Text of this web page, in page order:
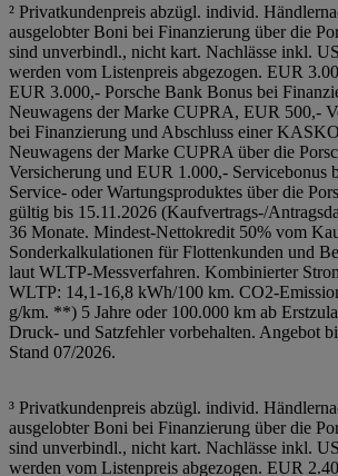
² Privatkundenpreis abzügl. individ.
ausgelobter Boni bei Finanzierung über die
sind unverbindl., nicht kart. Nachlässe inkl.
werden vom Listenpreis abgezogen. EUR
EUR 3.000,- Porsche Bank Bonus bei
Neuwagens der Marke CUPRA, EUR 500,-
bei Finanzierung und Abschluss einer
Neuwagens der Marke CUPRA über die
Versicherung und EUR 1.000,- Servicebonus
Service- oder Wartungsproduktes über die
gültig bis 15.11.2026 (Kaufvertrags-/
36 Monate. Mindest-Nettokredit 50% vom
Sonderkalkulationen für Flottenkunden und
laut WLTP-Messverfahren. Kombinierter
WLTP: 14,1-16,8 kWh/100 km. CO2-
g/km. **) 5 Jahre oder 100.000 km ab
Druck- und Satzfehler vorbehalten. Angebot
Stand 07/2026.
³ Privatkundenpreis abzügl. individ.
ausgelobter Boni bei Finanzierung über die
sind unverbindl., nicht kart. Nachlässe inkl.
werden vom Listenpreis abgezogen. EUR